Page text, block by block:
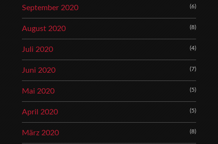
September 2020 (6)
August 2020 (8)
Juli 2020 (4)
Juni 2020 (7)
Mai 2020 (5)
April 2020 (5)
März 2020 (8)